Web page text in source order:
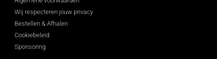
Wij respecteren jouw privacy
Bestellen & Afhalen
Cookiebeleid
Sponsoring